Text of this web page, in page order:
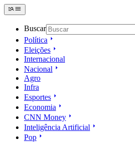
Buscar
Política
Eleições
Internacional
Nacional
Agro
Infra
Esportes
Economia
CNN Money
Inteligência Artificial
Pop